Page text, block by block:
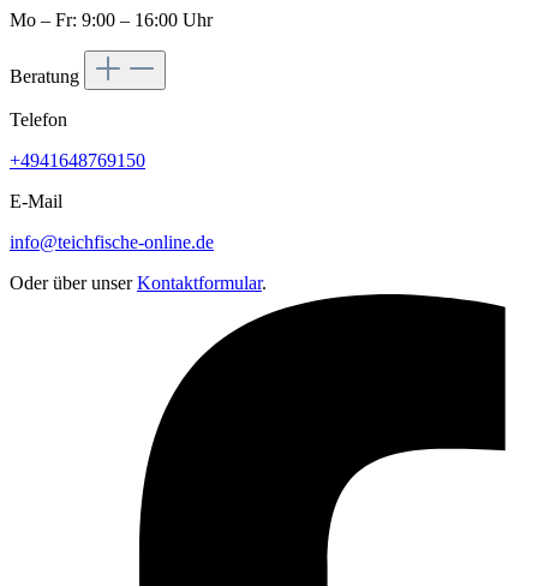
Mo – Fr: 9:00 – 16:00 Uhr
Beratung
Telefon
+4941648769150
E-Mail
info@teichfische-online.de
Oder über unserKontaktformular.